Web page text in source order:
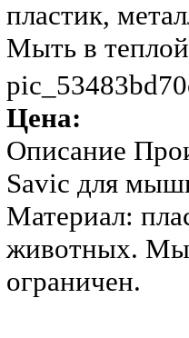
пластик,
Мыть в
Цена:
Описание
Savic для
Материал:
животных.
ограничен.